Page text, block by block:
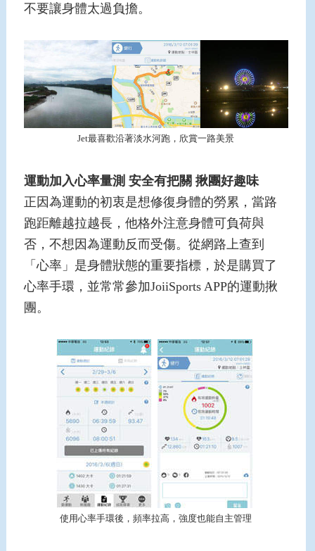
不要讓身體太過負擔。
Jet最喜歡沿著淡水河跑，欣賞一路美景
運動加入心率量測 安全有把關 揪團好趣味
正因為運動的初衷是想修復身體的勞累，當路
跑距離越拉越長，他格外注意身體可負荷與
否，不想因為運動反而受傷。從網路上查到
「心率」是身體狀態的重要指標，於是購買了
心率手環，並常常參加JoiiSports APP的運動揪
團。
使用心率手環後，頻率拉高，強度也能自主管理